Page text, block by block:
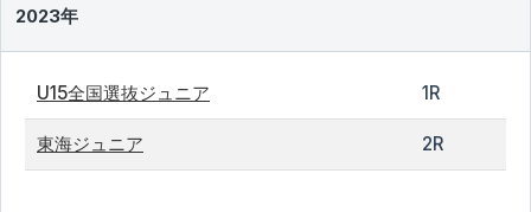
2023年
U15全国選抜ジュニア 1R
東海ジュニア 2R